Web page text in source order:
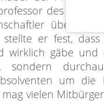
des
über
stellte er fest,
wirklich gäbe
sondern
um
mag vielen